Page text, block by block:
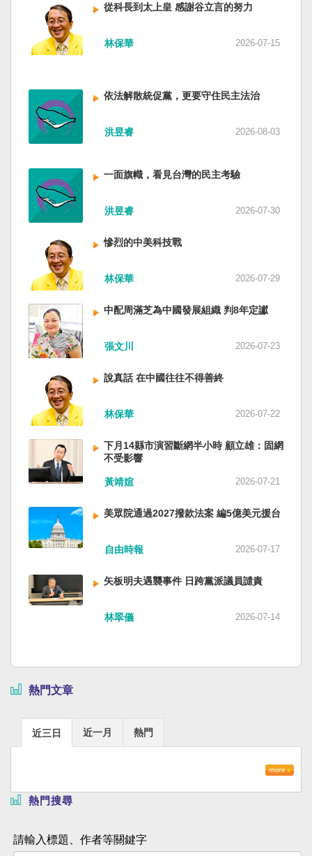
從科長到太上皇 感謝谷立言的努力
林保華 2026-07-15
依法解散統促黨，更要守住民主法治
洪昱睿 2026-08-03
一面旗幟，看見台灣的民主考驗
洪昱睿 2026-07-30
慘烈的中美科技戰
林保華 2026-07-29
中配周滿芝為中國發展組織 判8年定讞
張文川 2026-07-23
說真話 在中國往往不得善終
林保華 2026-07-22
下月14縣市演習斷網半小時 顧立雄：固網
不受影響
黃靖媗 2026-07-21
美眾院通過2027撥款法案 編5億美元援台
自由時報 2026-07-17
矢板明夫遇襲事件 日跨黨派議員譴責
林翠儀 2026-07-14
熱門文章
近三日 近一月 熱門
熱門搜尋
請輸入標題、作者等關鍵字